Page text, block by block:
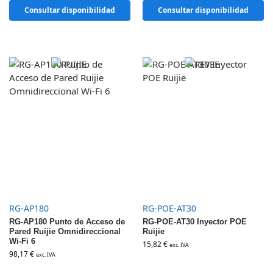
Consultar disponibilidad Consultar disponibilidad
RG-AP180
RG-AP180 Punto de Acceso de
Pared Ruijie Omnidireccional
Wi-Fi 6
98,17€ exc. IVA
RG-POE-AT30
RG-POE-AT30 Inyector POE
Ruijie
15,82€ exc. IVA